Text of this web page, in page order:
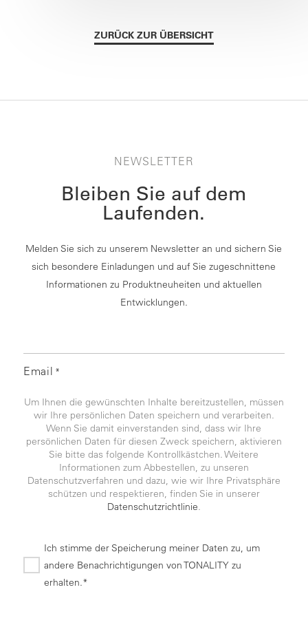
ZURÜCK ZUR ÜBERSICHT
NEWSLETTER
Bleiben Sie auf dem
Laufenden.
Melden Sie sich zu unserem Newsletter an und sichern Sie
sich besondere Einladungen und auf Sie zugeschnittene
Informationen zu Produktneuheiten und aktuellen
Entwicklungen.
Email *
Um Ihnen die gewünschten Inhalte bereitzustellen, müssen
wir Ihre persönlichen Daten speichern und verarbeiten.
Wenn Sie damit einverstanden sind, dass wir Ihre
persönlichen Daten für diesen Zweck speichern, aktivieren
Sie bitte das folgende Kontrollkästchen. Weitere
Informationen zum Abbestellen, zu unseren
Datenschutzverfahren und dazu, wie wir Ihre Privatsphäre
schützen und respektieren, finden Sie in unserer
Datenschutzrichtlinie.
Ich stimme der Speicherung meiner Daten zu, um
andere Benachrichtigungen von TONALITY zu
erhalten.*